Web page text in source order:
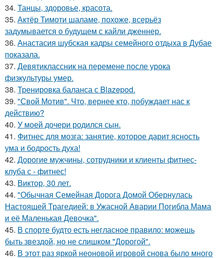
34. Танцы, здоровье, красота.
35. Актёр Тимоти шаламе, похоже, всерьёз
задумывается о будущем с кайли дженнер.
36. Анастасия шубская кадры семейного отдыха в Дубае
показала.
37. Девятиклассник на перемене после урока
физкультуры умер.
38. Тренировка баланса с Blazepod.
39. "Свой Мотив". Что, вернее кто, побуждает нас к
действию?
40. У моей дочери родился сын.
41. Фитнес для мозга: занятие, которое дарит ясность
ума и бодрость духа!
42. Дорогие мужчины, сотрудники и клиенты фитнес-
клуба с - фитнес!
43. Виктор, 30 лет.
44. "Обычная Семейная Дорога Домой Обернулась
Настоящей Трагедией: в Ужасной Аварии Погибла Мама
и её Маленькая Девочка".
45. В спорте будто есть негласное правило: можешь
быть звездой, но не слишком "Дорогой".
46. В этот раз яркой неоновой игровой снова было много